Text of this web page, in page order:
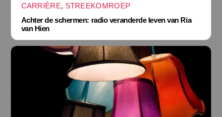
CARRIÈRE, STREEKOMROEP
Achter de schermen: radio veranderde leven van Ria
van Hien